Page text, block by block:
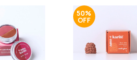
50%